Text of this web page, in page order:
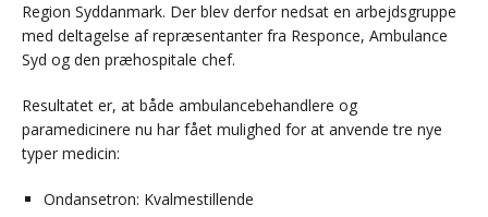
Region Syddanmark. Der blev derfor nedsat en arbejdsgruppe
med deltagelse af repræsentanter fra Responce, Ambulance
Syd og den præhospitale chef.
Resultatet er, at både ambulancebehandlere og
paramedicinere nu har fået mulighed for at anvende tre nye
typer medicin:
Ondansetron: Kvalmestillende